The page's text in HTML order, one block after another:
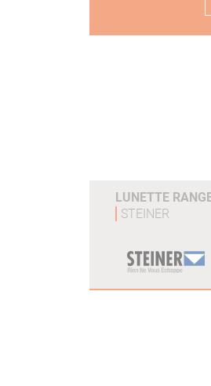
LUNETTE
STEINER